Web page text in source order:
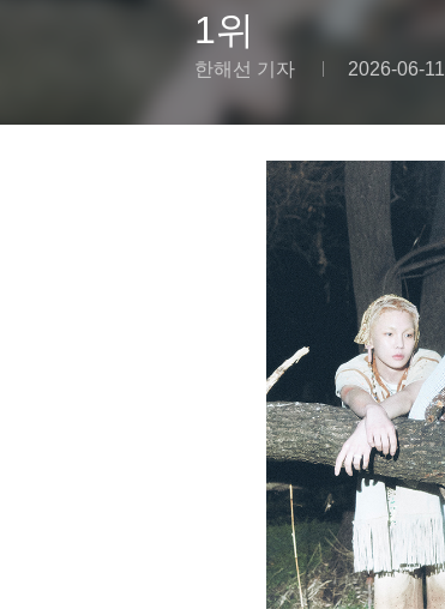
1위
한해선 기자 2026-06-11